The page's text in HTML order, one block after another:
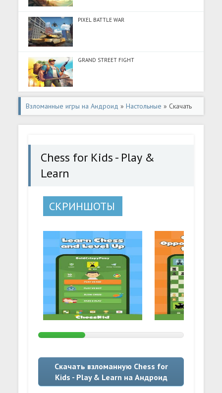
PIXEL BATTLE WAR
GRAND STREET FIGHT
Взломанные игры на Андроид »Настольные » Скачать
Chess for Kids - Play & Learn (Много денег) на Андроид
Chess for Kids - Play &
Learn
СКРИНШОТЫ
Скачать взломанную Chess for
Kids - Play & Learn на Андроид